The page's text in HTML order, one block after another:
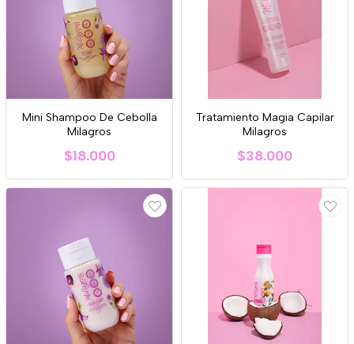
Mini Shampoo De Cebolla
Milagros
$18.000
Tratamiento Magia Capilar
Milagros
$38.000